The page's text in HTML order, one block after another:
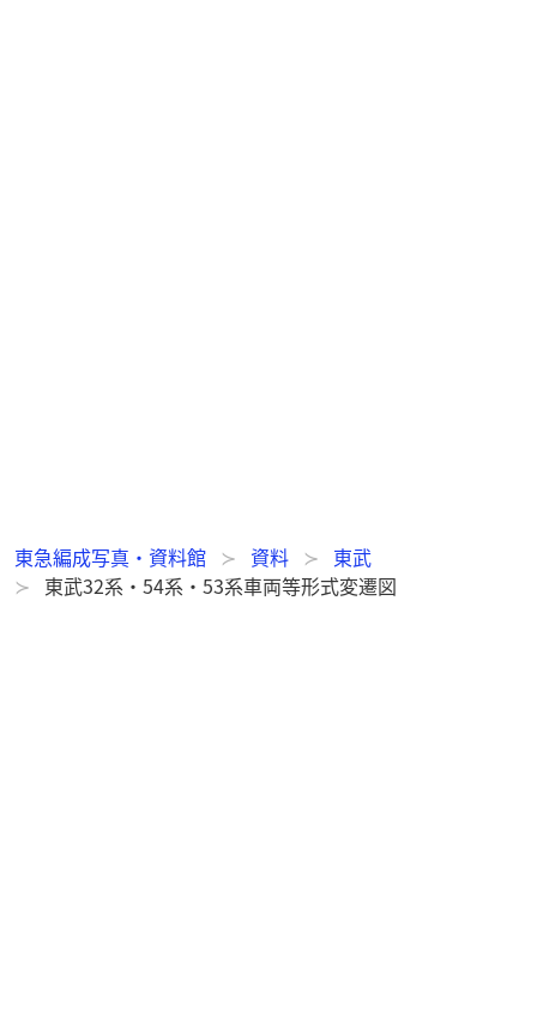
東急編成写真・資料館 資料
東武
東武32系・54系・53系車両等形式変遷図